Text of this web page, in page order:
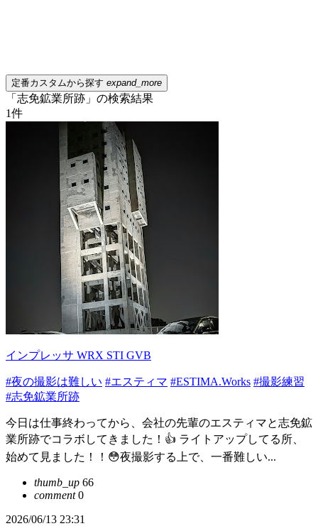
定番カスタムから探す expand_more
「志免鉱業所跡」の検索結果
1件
インプレッサ WRX STI GVB
#夜の撮影は難しい #エスティマ #ESTIMA.Works #撮影練習
#志免鉱業所跡
今日は仕事終わってから、会社の先輩のエスティマと志免鉱
業所跡でコラボしてきました！👍 ライトアップしてる所、
始めて見ました！！😳夜撮影する上で、一番難しい...
thumb_up 66
comment0
2026/06/13 23:31